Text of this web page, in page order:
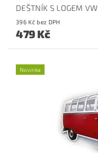
DEŠTNÍK S LOGEM VW
396 Kč bez DPH
479 Kč
Novinka